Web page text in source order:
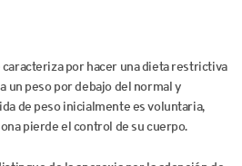
caracteriza por hacer una dieta restrictiva
un peso por debajo del normal y
de peso inicialmente es voluntaria,
pierde el control de su cuerpo.